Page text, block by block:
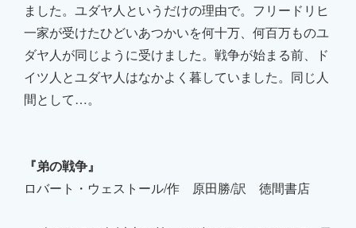
ました。ユダヤ人というだけの理由で。フリードリヒ
一家が受けたひどいあつかいを何十万、何百万ものユ
ダヤ人が同じように受けました。戦争が始まる前、ド
イツ人とユダヤ人はなかよく暮していました。同じ人
間として…。
『弟の戦争』
ロバート・ウェストール/作 原田勝/訳 徳間書店